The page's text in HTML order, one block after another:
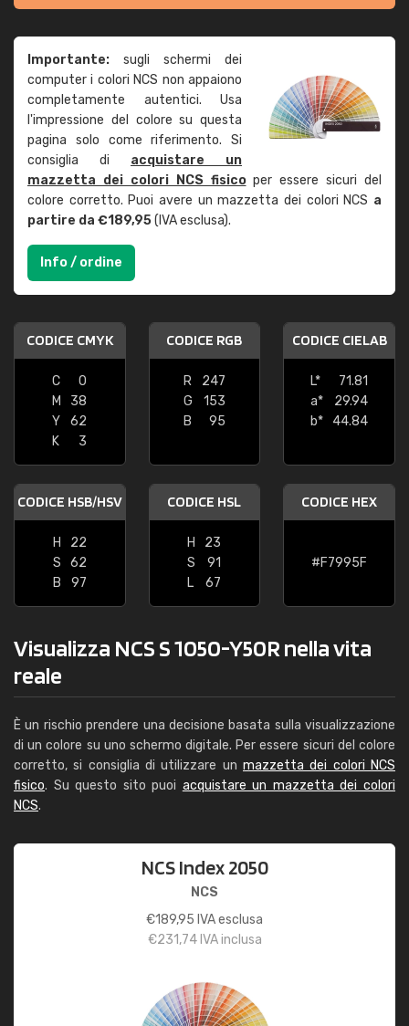
Importante: sugli schermi dei
computer i colori NCS non appaiono
completamente autentici. Usa
l'impressione del colore su questa
pagina solo come riferimento. Si
consiglia di acquistare un
mazzetta dei colori NCS fisicoper essere sicuri del
colore corretto. Puoi avere un mazzetta dei colori NCS a
partire da €189,95(IVA esclusa).
Info / ordine
CODICE CMYK
C
0
M
38
Y
62
K
3
CODICE RGB
R
247
G
153
B
95
CODICE CIELAB
L*
71.81
a*
29.94
b*
44.84
CODICE HSB/HSV
H
22
S
62
B
97
CODICE HSL
H
23
S
91
L
67
CODICE HEX
#F7995F
Visualizza NCS S 1050-Y50R nella vita
reale
È un rischio prendere una decisione basata sulla visualizzazione
di un colore su uno schermo digitale. Per essere sicuri del colore
corretto, si consiglia di utilizzare un mazzetta dei colori NCS
fisico. Su questo sito puoi acquistare un mazzetta dei colori
NCS.
NCS Index 2050
NCS
€189,95 IVA esclusa
€231,74IVA inclusa